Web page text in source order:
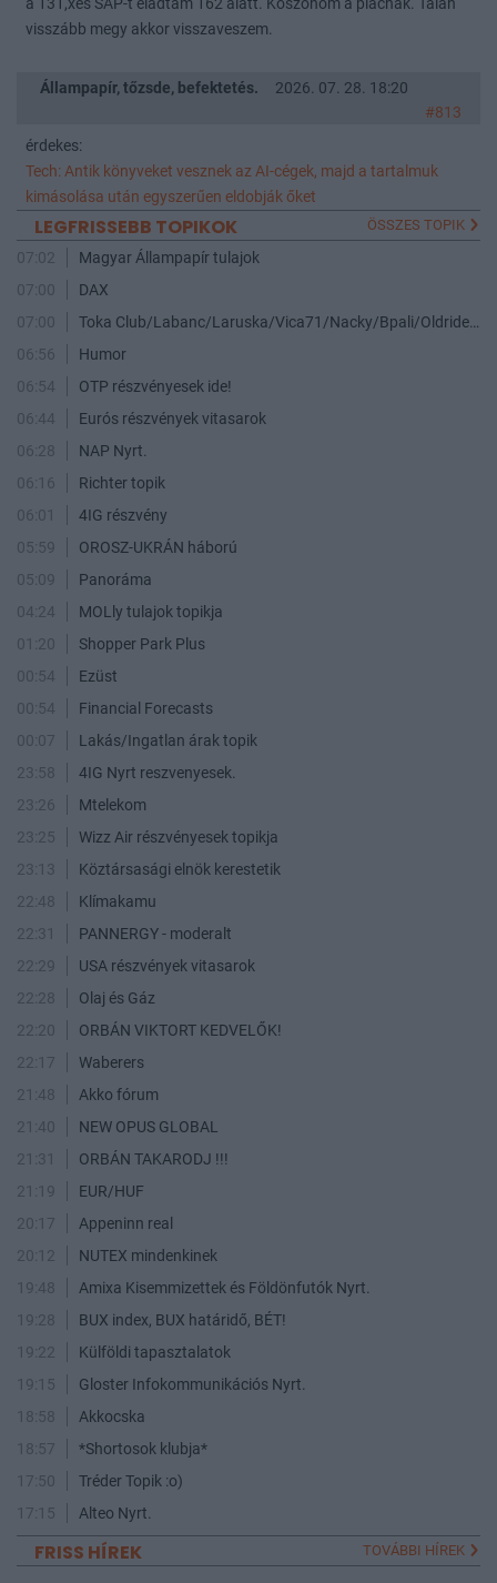
a 131,xes SAP-t eladtam 162 alatt. Köszönöm a piacnak. Talán
visszább megy akkor visszaveszem.
Állampapír, tőzsde, befektetés.
2026. 07. 28. 18:20
#813
érdekes:
Tech: Antik könyveket vesznek az AI-cégek, majd a tartalmuk
kimásolása után egyszerűen eldobják őket
LEGFRISSEBB TOPIKOK ÖSSZES TOPIK
07:02
Magyar Állampapír tulajok
07:00
DAX
07:00
Toka Club/Labanc/Laruska/Vica71/Nacky/Bpali/Oldrider/Josefernando/Mcbull/Kawaszabi
06:56
Humor
06:54
OTP részvényesek ide!
06:44
Eurós részvények vitasarok
06:28
NAP Nyrt.
06:16
Richter topik
06:01
4IG részvény
05:59
OROSZ-UKRÁN háború
05:09
Panoráma
04:24
MOLly tulajok topikja
01:20
Shopper Park Plus
00:54
Ezüst
00:54
Financial Forecasts
00:07
Lakás/Ingatlan árak topik
23:58
4IG Nyrt reszvenyesek.
23:26
Mtelekom
23:25
Wizz Air részvényesek topikja
23:13
Köztársasági elnök kerestetik
22:48
Klímakamu
22:31
PANNERGY - moderalt
22:29
USA részvények vitasarok
22:28
Olaj és Gáz
22:20
ORBÁN VIKTORT KEDVELŐK!
22:17
Waberers
21:48
Akko fórum
21:40
NEW OPUS GLOBAL
21:31
ORBÁN TAKARODJ !!!
21:19
EUR/HUF
20:17
Appeninn real
20:12
NUTEX mindenkinek
19:48
Amixa Kisemmizettek és Földönfutók Nyrt.
19:28
BUX index, BUX határidő, BÉT!
19:22
Külföldi tapasztalatok
19:15
Gloster Infokommunikációs Nyrt.
18:58
Akkocska
18:57
*Shortosok klubja*
17:50
Tréder Topik :o)
17:15
Alteo Nyrt.
FRISS HÍREK TOVÁBBI HÍREK